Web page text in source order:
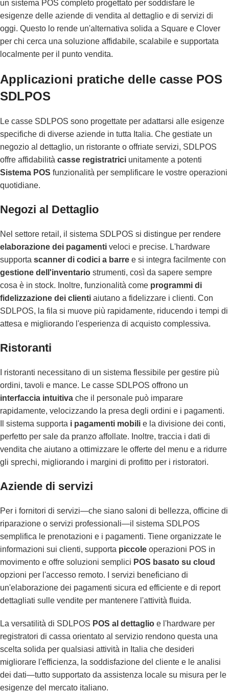
un sistema POS completo progettato per soddisfare le
esigenze delle aziende di vendita al dettaglio e di servizi di
oggi. Questo lo rende un'alternativa solida a Square e Clover
per chi cerca una soluzione affidabile, scalabile e supportata
localmente per il punto vendita.
Applicazioni pratiche delle casse POS
SDLPOS
Le casse SDLPOS sono progettate per adattarsi alle esigenze
specifiche di diverse aziende in tutta Italia. Che gestiate un
negozio al dettaglio, un ristorante o offriate servizi, SDLPOS
offre affidabilità casse registratrici unitamente a potenti
Sistema POS funzionalità per semplificare le vostre operazioni
quotidiane.
Negozi al Dettaglio
Nel settore retail, il sistema SDLPOS si distingue per rendere
elaborazione dei pagamenti veloci e precise. L'hardware
supporta scanner di codici a barre e si integra facilmente con
gestione dell'inventario strumenti, così da sapere sempre
cosa è in stock. Inoltre, funzionalità come programmi di
fidelizzazione dei clienti aiutano a fidelizzare i clienti. Con
SDLPOS, la fila si muove più rapidamente, riducendo i tempi di
attesa e migliorando l'esperienza di acquisto complessiva.
Ristoranti
I ristoranti necessitano di un sistema flessibile per gestire più
ordini, tavoli e mance. Le casse SDLPOS offrono un
interfaccia intuitiva che il personale può imparare
rapidamente, velocizzando la presa degli ordini e i pagamenti.
Il sistema supporta i pagamenti mobili e la divisione dei conti,
perfetto per sale da pranzo affollate. Inoltre, traccia i dati di
vendita che aiutano a ottimizzare le offerte del menu e a ridurre
gli sprechi, migliorando i margini di profitto per i ristoratori.
Aziende di servizi
Per i fornitori di servizi—che siano saloni di bellezza, officine di
riparazione o servizi professionali—il sistema SDLPOS
semplifica le prenotazioni e i pagamenti. Tiene organizzate le
informazioni sui clienti, supporta piccole operazioni POS in
movimento e offre soluzioni semplici POS basato su cloud
opzioni per l'accesso remoto. I servizi beneficiano di
un'elaborazione dei pagamenti sicura ed efficiente e di report
dettagliati sulle vendite per mantenere l'attività fluida.
La versatilità di SDLPOS POS al dettaglio e l'hardware per
registratori di cassa orientato al servizio rendono questa una
scelta solida per qualsiasi attività in Italia che desideri
migliorare l'efficienza, la soddisfazione del cliente e le analisi
dei dati—tutto supportato da assistenza locale su misura per le
esigenze del mercato italiano.